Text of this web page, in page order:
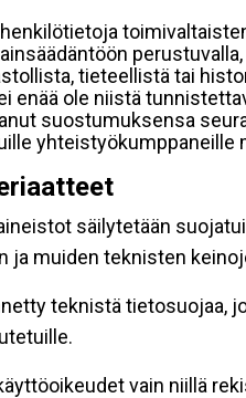
perustuvalla,
tieteellistä tai
enää ole niistä
suostumuksensa
yhteistyökumppaneille
säilytetään
ja muiden teknisten
teknistä tietosuojaa,
vain niillä